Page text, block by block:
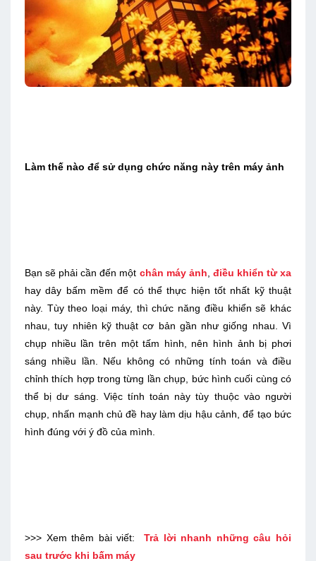
Làm thế nào để sử dụng chức năng này trên máy ảnh
Bạn sẽ phải cần đến một chân máy ảnh điều khiển từ xa
hay dây bấm mềm để có thể thực hiện tốt nhất kỹ thuật
này. Tùy theo loại máy, thì chức năng điều khiển sẽ khác
nhau, tuy nhiên kỹ thuật cơ bản gần như giống nhau. Vì
chụp nhiều lần trên một tấm hình, nên hình ảnh bị phơi
sáng nhiều lần. Nếu không có những tính toán và điều
chỉnh thích hợp trong từng lần chụp, bức hình cuối cùng có
thể bị dư sáng. Việc tính toán này tùy thuộc vào người
chụp, nhấn mạnh chủ đề hay làm dịu hậu cảnh, để tạo bức
hình đúng với ý đồ của mình.
>>> Xem thêm bài viết:Trả lời nhanh những câu hỏi
sau trước khi bấm máy